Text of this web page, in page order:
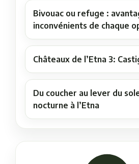
Bivouac ou refuge :
inconvénients de chaque
Châteaux de l’Etna 3:
Du coucher au lever du
nocturne à l’Etna